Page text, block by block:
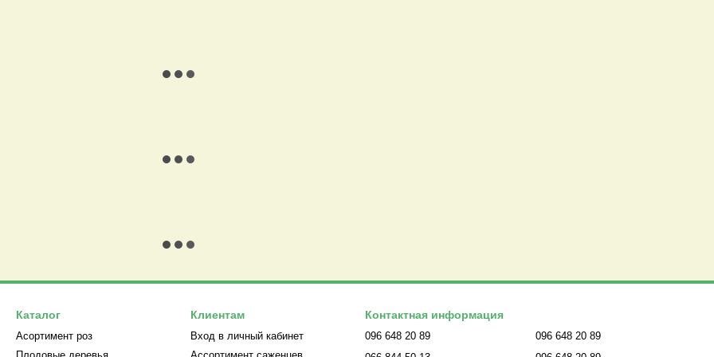
Каталог
Асортимент роз
Клиентам
Вход в личный кабинет
Контактная информация
096 648 20 89
096 648 20 89